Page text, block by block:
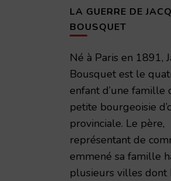
LA GUERRE DE
BOUSQUET
Né à Paris en 1891,
Bousquet est le
enfant d’une famille
petite bourgeoisie
provinciale. Le père,
représentant de
emmené sa famille
plusieurs villes dont